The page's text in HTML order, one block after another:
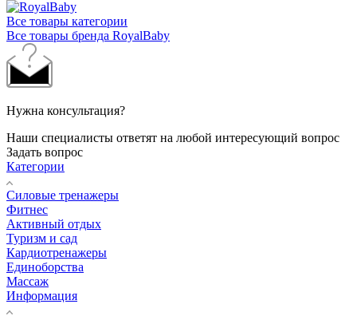
Все товары категории
Все товары бренда RoyalBaby
Нужна консультация?
Наши специалисты ответят на любой интересующий вопрос
Задать вопрос
Категории
Силовые тренажеры
Фитнес
Активный отдых
Туризм и сад
Кардиотренажеры
Единоборства
Массаж
Информация